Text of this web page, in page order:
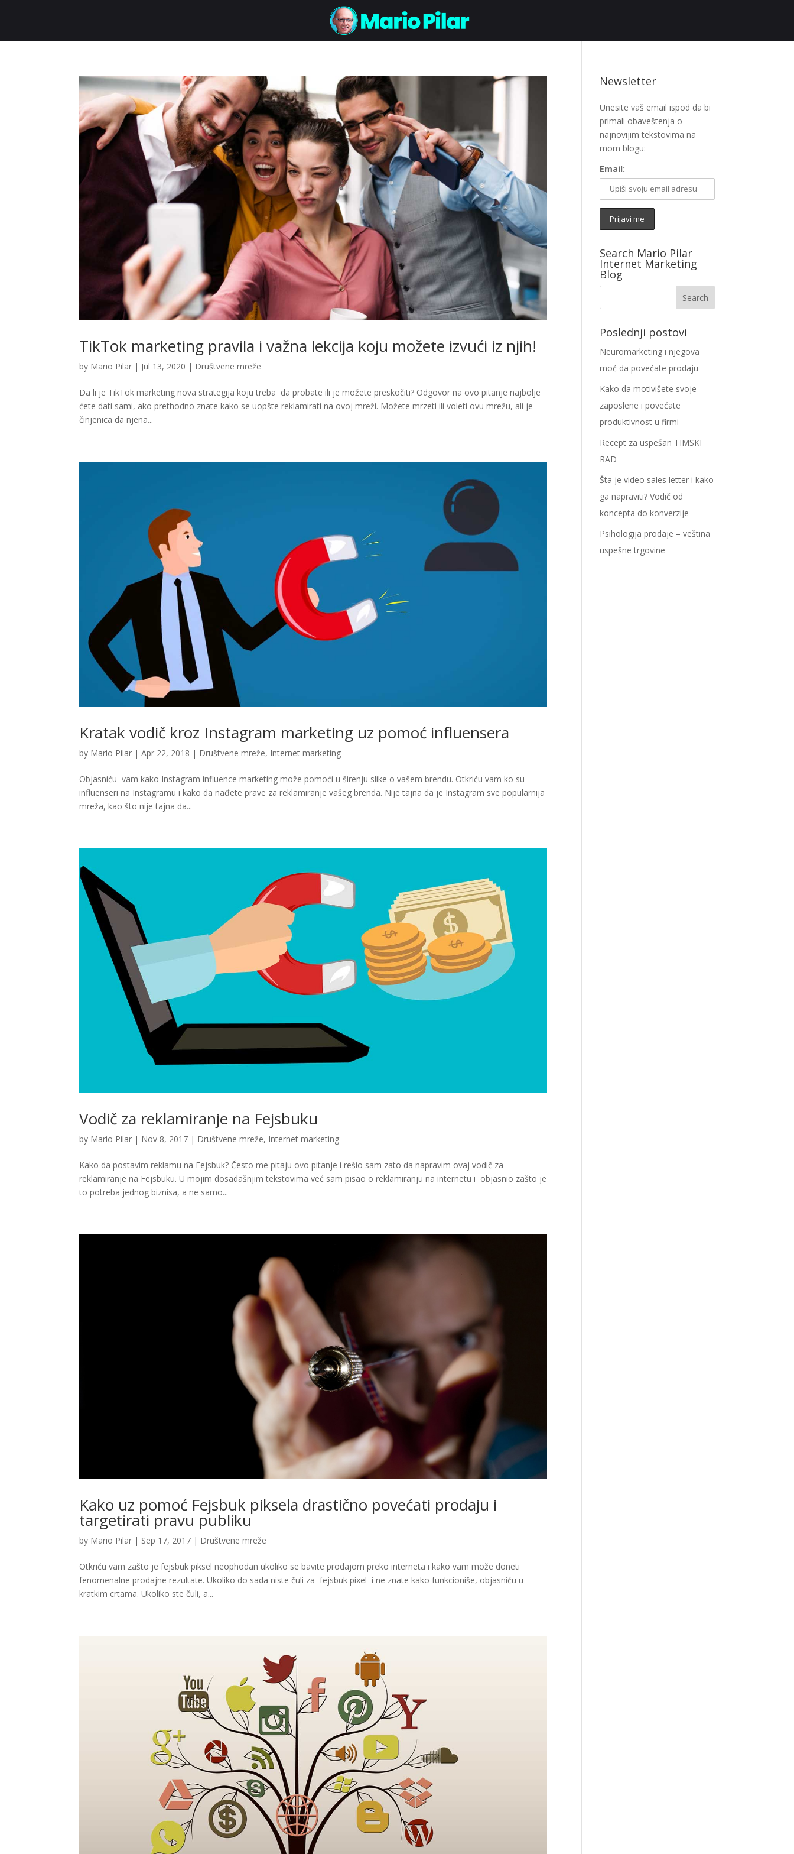
TikTok marketing pravila i važna lekcija koju možete izvući iz njih!
by Mario Pilar | Jul 13, 2020 | Društvene mreže
Da li je TikTok marketing nova strategija koju treba da probate ili je možete preskočiti? Odgovor na ovo pitanje najbolje
ćete dati sami, ako prethodno znate kako se uopšte reklamirati na ovoj mreži. Možete mrzeti ili voleti ovu mrežu, ali je
činjenica da njena...
Kratak vodič kroz Instagram marketing uz pomoć influensera
by Mario Pilar |Apr 22, 2018 | Društvene mreže, Internet marketing
Objasniću vam kako Instagram influence marketing može pomoći u širenju slike o vašem brendu. Otkriću vam ko su
influenseri na Instagramu i kako da nađete prave za reklamiranje vašeg brenda. Nije tajna da je Instagram sve popularnija
mreža, kao što nije tajna da...
Vodič za reklamiranje na Fejsbuku
by Mario Pilar | Nov 8, 2017 | Društvene mreže, Internet marketing
Kako da postavim reklamu na Fejsbuk? Često me pitaju ovo pitanje i rešio sam zato da napravim ovaj vodič za
reklamiranje na Fejsbuku. U mojim dosadašnjim tekstovima već sam pisao o reklamiranju na internetu i objasnio zašto je
to potreba jednog biznisa, a ne samo...
Kako uz pomoć Fejsbuk piksela drastično povećati prodaju i
targetirati pravu publiku
by Mario Pilar | Sep 17, 2017 | Društvene mreže
Otkriću vam zašto je fejsbuk piksel neophodan ukoliko se bavite prodajom preko interneta i kako vam može doneti
fenomenalne prodajne rezultate. Ukoliko do sada niste čuli za fejsbuk pixel i ne znate kako funkcioniše, objasniću u
kratkim crtama. Ukoliko ste čuli, a...
Newsletter
Unesite vaš email ispod da bi
primali obaveštenja o
najnovijim tekstovima na
mom blogu:
Email:
Search Mario Pilar
Internet Marketing
Blog
Poslednji postovi
Neuromarketing i njegova
moć da povećate prodaju
Kako da motivišete svoje
zaposlene i povećate
produktivnost u firmi
Recept za uspešan TIMSKI
RAD
Šta je video sales letter i kako
ga napraviti? Vodič od
koncepta do konverzije
Psihologija prodaje – veština
uspešne trgovine